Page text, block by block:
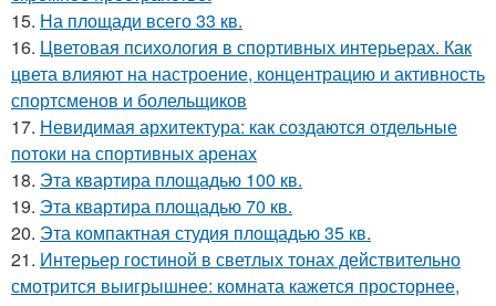
15. На площади всего 33 кв.
16. Цветовая психология в спортивных интерьерах. Как
цвета влияют на настроение, концентрацию и активность
спортсменов и болельщиков
17. Невидимая архитектура: как создаются отдельные
потоки на спортивных аренах
18. Эта квартира площадью 100 кв.
19. Эта квартира площадью 70 кв.
20. Эта компактная студия площадью 35 кв.
21. Интерьер гостиной в светлых тонах действительно
смотрится выигрышнее: комната кажется просторнее,